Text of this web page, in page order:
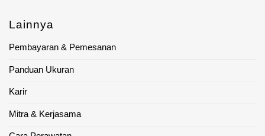
Lainnya
Pembayaran & Pemesanan
Panduan Ukuran
Karir
Mitra & Kerjasama